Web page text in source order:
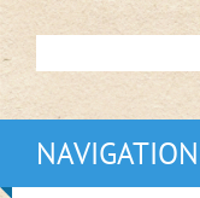
NAVIGATION